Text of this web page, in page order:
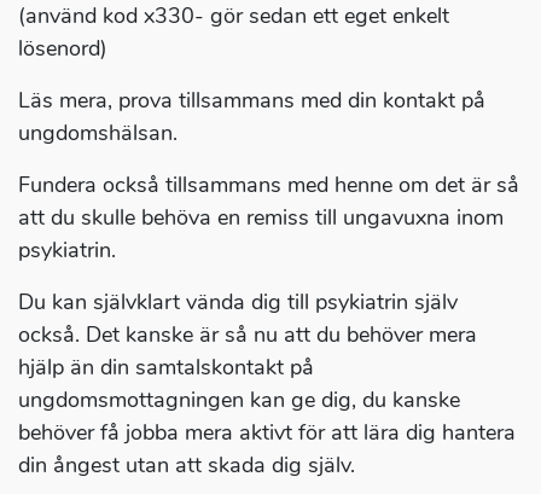
(använd kod x330- gör sedan ett eget enkelt
lösenord)
Läs mera, prova tillsammans med din kontakt på
ungdomshälsan.
Fundera också tillsammans med henne om det är så
att du skulle behöva en remiss till ungavuxna inom
psykiatrin.
Du kan självklart vända dig till psykiatrin själv
också. Det kanske är så nu att du behöver mera
hjälp än din samtalskontakt på
ungdomsmottagningen kan ge dig, du kanske
behöver få jobba mera aktivt för att lära dig hantera
din ångest utan att skada dig själv.